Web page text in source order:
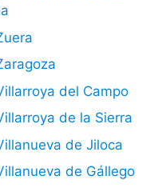
del Campo
de la Sierra
de Jiloca
de Gállego